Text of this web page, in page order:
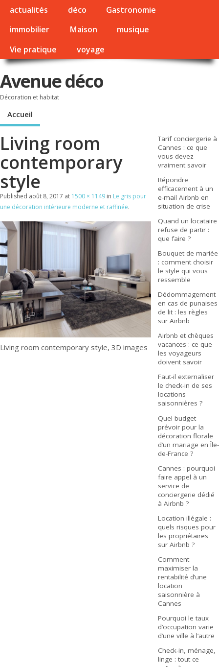
actualités déco
Gastronomie
immobilier
Maison
musique
Vie pratique
voyage
Avenue déco
Décoration et habitat
Accueil
Living room
contemporary
style
Published août 8, 2017 at 1500 × 1149 in Le gris pour
une décoration intérieure moderne et raffinée.
Living room contemporary style, 3D images
Tarif conciergerie à
Cannes : ce que
vous devez
vraiment savoir
Répondre
efficacement à un
e-mail Airbnb en
situation de crise
Quand un locataire
refuse de partir :
que faire ?
Bouquet de mariée
: comment choisir
le style qui vous
ressemble
Dédommagement
en cas de punaises
de lit : les règles
sur Airbnb
Airbnb et chèques
vacances : ce que
les voyageurs
doivent savoir
Faut-il externaliser
le check-in de ses
locations
saisonnières ?
Quel budget
prévoir pour la
décoration florale
d’un mariage en Île-
de-France ?
Cannes : pourquoi
faire appel à un
service de
conciergerie dédié
à Airbnb ?
Location illégale :
quels risques pour
les propriétaires
sur Airbnb ?
Comment
maximiser la
rentabilité d’une
location
saisonnière à
Cannes
Pourquoi le taux
d’occupation varie
d’une ville à l’autre
Check-in, ménage,
linge : tout ce